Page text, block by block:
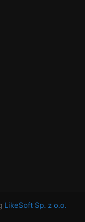
LikeSoft Sp. z o.o.